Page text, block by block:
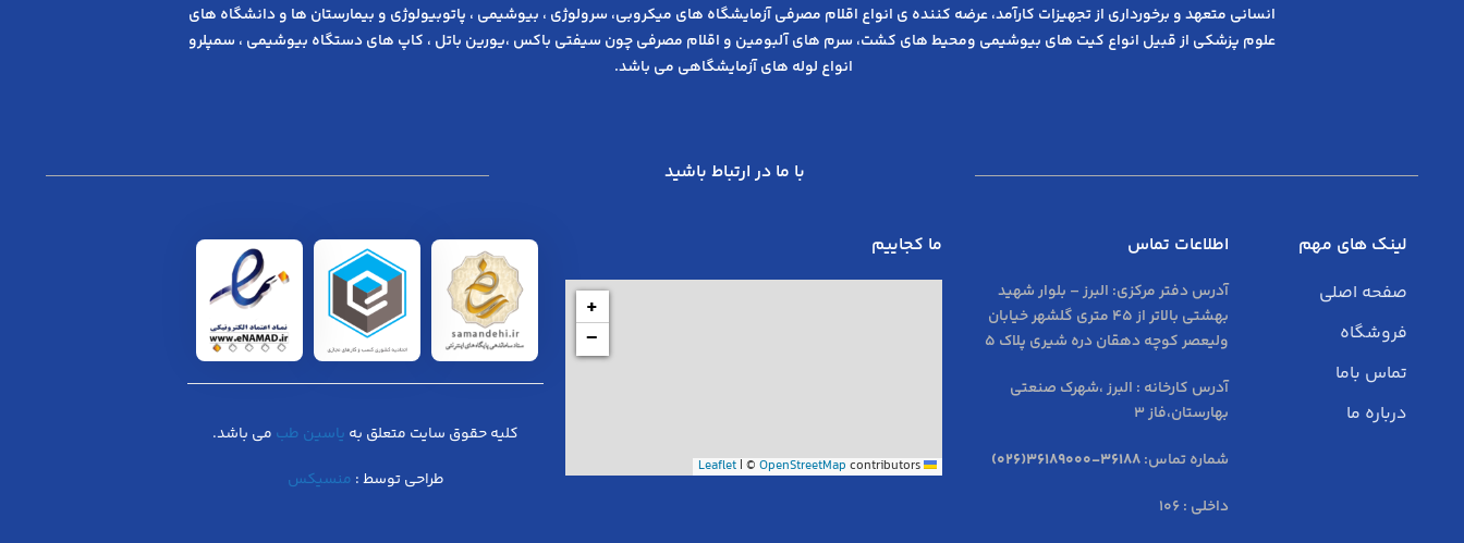
انسانی متعهد و ﺑﺮﺧﻮرداری از ﺗﺠﻬﯿﺰات ﮐﺎرآﻣﺪ، عرضه کننده ی انواع اﻗﻼم مصرفی آزﻣﺎﯾﺸﮕﺎه های میکروبی، ﺳﺮوﻟﻮژی ، ﺑﯿﻮﺷﯿﻤﯽ ، پاتوبیولوژی و بیمارستان ها و دانشگاه های
علوم پزشکی از قبیل انواع کیت های بیوشیمی ومحیط های کشت، سرم های آلبومین و اقلام مصرفی چون سیفتی باکس ،یورین باتل ، کاپ های دستگاه بیوشیمی ، سمپلرو
انواع لوله های آزمایشگاهی می باشد.
با ما در ارتباط باشید
لینک های مهم
صفحه اصلی
فروشگاه
تماس باما
درباره ما
اطلاعات تماس
آدرس دفتر مرکزی: البرز – بلوار شهید
بهشتی بالاتر از 45 متری گلشهر خیابان
ولیعصر کوچه دهقان دره شیری پلاک 5
آدرس کارخانه : البرز ،شهرک صنعتی
بهارستان،فاز 3
شماره تماس:36188-36189000(026)
داخلی : 106
ما کجاییم
+
−
Leaflet
| © OpenStreetMap contributors
کلیه حقوق سایت متعلق به یاسین طب می باشد.
طراحی توسط : منسیکس